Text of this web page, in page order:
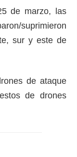
de marzo, las
suprimieron
sur y este de
de ataque
de drones